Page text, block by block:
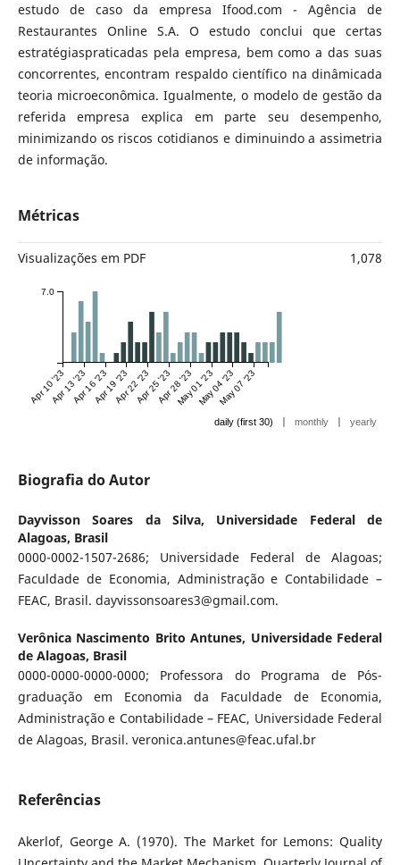
estudo de caso da empresa Ifood.com - Agência de
Restaurantes Online S.A. O estudo conclui que certas
estratégiaspraticadas pela empresa, bem como a das suas
concorrentes, encontram respaldo científico na dinâmicada
teoria microeconômica. Igualmente, o modelo de gestão da
referida empresa explica em parte seu desempenho,
minimizando os riscos cotidianos e diminuindo a assimetria
de informação.
Métricas
Visualizações em PDF 1,078
Apr 10 '23Apr 13 '23Apr 16 '23Apr 19 '23Apr 22 '23Apr 25 '23Apr 28 '23May 01 '23May 04 '23May 07 '23
7.0
daily (first 30) | monthly | yearly
Biografia do Autor
Dayvisson Soares da Silva, Universidade Federal de
Alagoas, Brasil
0000-0002-1507-2686; Universidade Federal de Alagoas;
Faculdade de Economia, Administração e Contabilidade –
FEAC, Brasil. dayvissonsoares3@gmail.com.
Verônica Nascimento Brito Antunes, Universidade Federal
de Alagoas, Brasil
0000-0000-0000-0000; Professora do Programa de Pós-
graduação em Economia da Faculdade de Economia,
Administração e Contabilidade – FEAC, Universidade Federal
de Alagoas, Brasil. veronica.antunes@feac.ufal.br
Referências
Akerlof, George A. (1970). The Market for Lemons: Quality